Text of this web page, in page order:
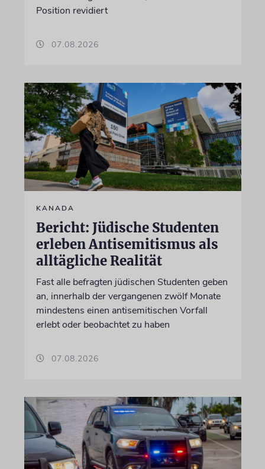
Position revidiert
07.08.2026
KANADA
Bericht: Jüdische Studenten
erleben Antisemitismus als
alltägliche Realität
Fast alle befragten jüdischen Studenten geben
an, innerhalb der vergangenen zwölf Monate
mindestens einen antisemitischen Vorfall
erlebt oder beobachtet zu haben
07.08.2026